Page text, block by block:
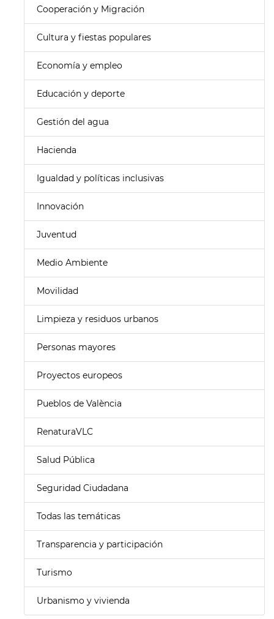
Cooperación y Migración
Cultura y fiestas populares
Economía y empleo
Educación y deporte
Gestión del agua
Hacienda
Igualdad y políticas inclusivas
Innovación
Juventud
Medio Ambiente
Movilidad
Limpieza y residuos urbanos
Personas mayores
Proyectos europeos
Pueblos de València
RenaturaVLC
Salud Pública
Seguridad Ciudadana
Todas las temáticas
Transparencia y participación
Turismo
Urbanismo y vivienda